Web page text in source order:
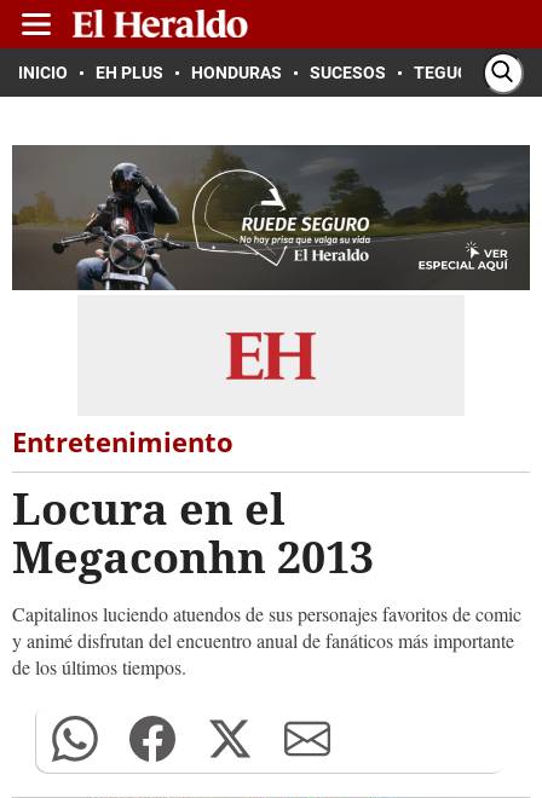
INICIO EH PLUS HONDURAS SUCESOS TEGUCIGALPA
Entretenimiento
Locura en el
Megaconhn 2013
Capitalinos luciendo atuendos de sus personajes favoritos de comic
y animé disfrutan del encuentro anual de fanáticos más importante
de los últimos tiempos.